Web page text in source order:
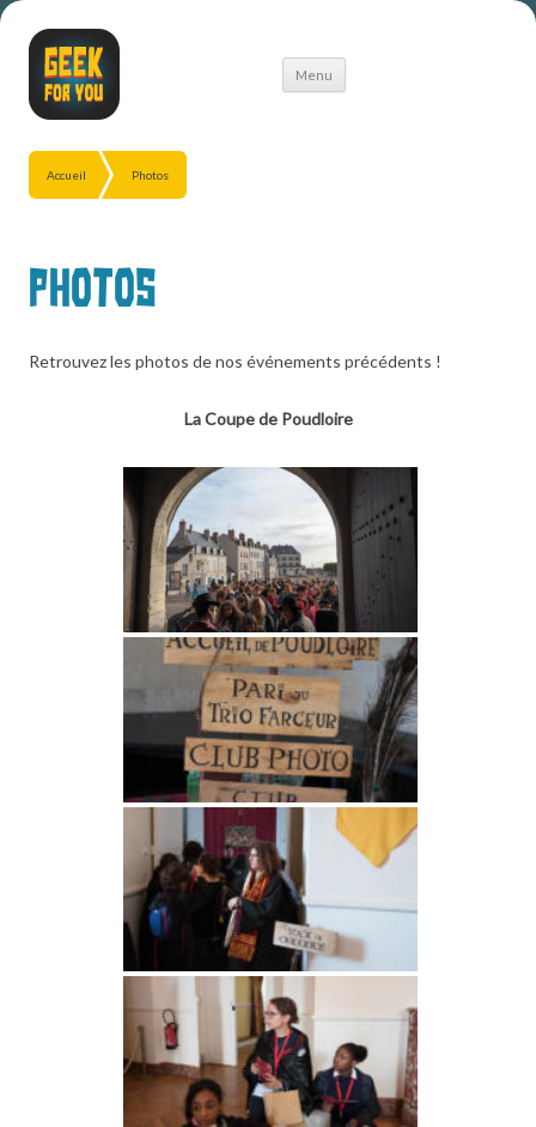
Menu
Aller
Accueil Photos
Photos
Retrouvez les photos de nos événements précédents !
La Coupe de Poudloire